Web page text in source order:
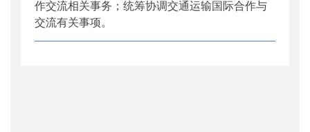
作交流相关事务；统筹协调交通运输国际合作与
交流有关事项。